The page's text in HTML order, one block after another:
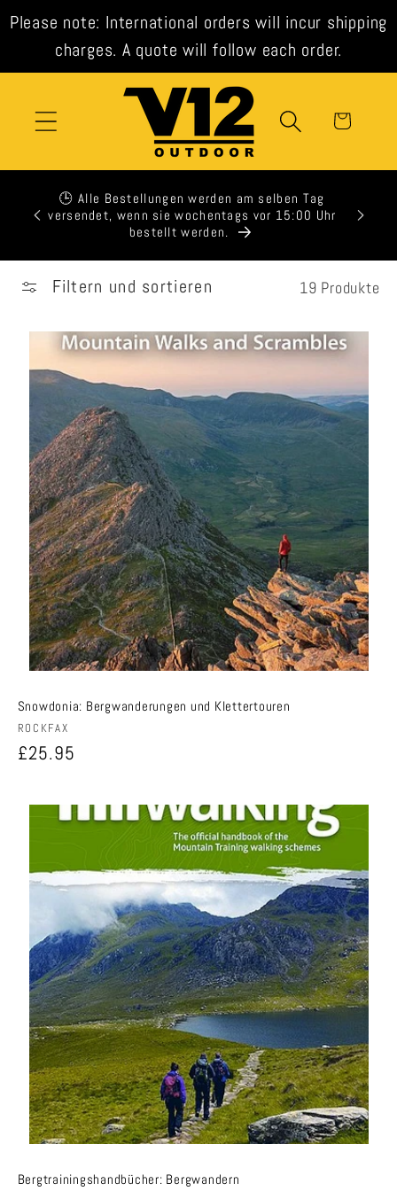
Please note: International orders will incur shipping
charges. A quote will follow each order.
zum
Inhalt
Warenkorb
£.
🕒 Alle Bestellungen werden am selben Tag
versendet, wenn sie wochentags vor 15:00 Uhr
bestellt werden.
Filtern und sortieren 19 Produkte
Snowdonia: Bergwanderungen und Klettertouren
Anbieter:
ROCKFAX
Normaler
£25.95
Bergtrainingshandbücher: Bergwandern